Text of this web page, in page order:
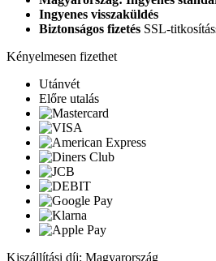
Ingyenes visszaküldés
Biztonságos fizetés SSL-
Kényelmesen fizethet
Utánvét
Előre utalás
Kiszállítási díj: Magyarország